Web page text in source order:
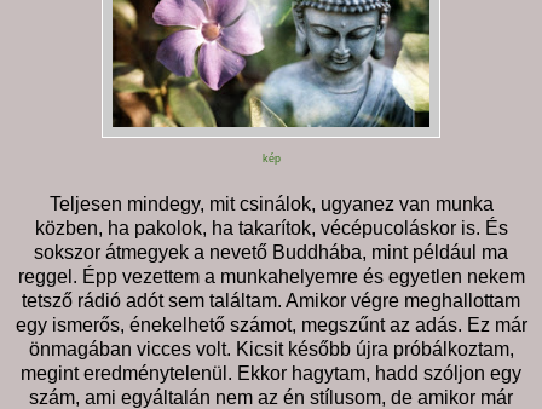
kép
Teljesen mindegy, mit csinálok, ugyanez van munka
közben, ha pakolok, ha takarítok, vécépucoláskor is. És
sokszor átmegyek a nevető Buddhába, mint például ma
reggel. Épp vezettem a munkahelyemre és egyetlen nekem
tetsző rádió adót sem találtam. Amikor végre meghallottam
egy ismerős, énekelhető számot, megszűnt az adás. Ez már
önmagában vicces volt. Kicsit később újra próbálkoztam,
megint eredménytelenül. Ekkor hagytam, hadd szóljon egy
szám, ami egyáltalán nem az én stílusom, de amikor már